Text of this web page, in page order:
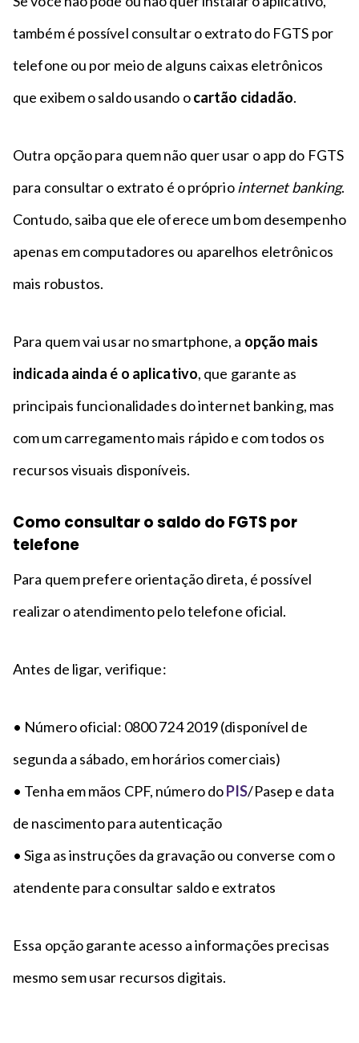
também é possível consultar o extrato do FGTS por
telefone ou por meio de alguns caixas eletrônicos
que exibem o saldo usando ocartão cidadão.
Outra opção para quem não quer usar o app do FGTS
para consultar o extrato é o própriointernet banking.
Contudo, saiba que ele oferece um bom desempenho
apenas em computadores ou aparelhos eletrônicos
mais robustos.
Para quem vai usar no smartphone, a opção mais
indicada ainda é o aplicativo, que garante as
principais funcionalidades do internet banking, mas
com um carregamento mais rápido e com todos os
recursos visuais disponíveis.
Como consultar o saldo do FGTS por
telefone
Para quem prefere orientação direta, é possível
realizar o atendimento pelo telefone oficial.
Antes de ligar, verifique:
• Número oficial: 0800 724 2019 (disponível de
segunda a sábado, em horários comerciais)
• Tenha em mãos CPF, número doPIS/Pasep e data
de nascimento para autenticação
• Siga as instruções da gravação ou converse com o
atendente para consultar saldo e extratos
Essa opção garante acesso a informações precisas
mesmo sem usar recursos digitais.